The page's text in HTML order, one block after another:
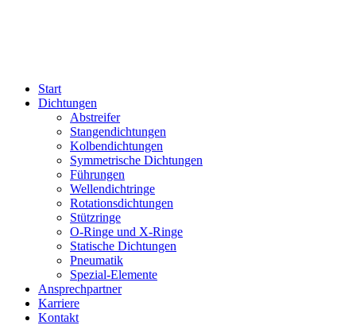
Start
Dichtungen
Abstreifer
Stangendichtungen
Kolbendichtungen
Symmetrische Dichtungen
Führungen
Wellendichtringe
Rotationsdichtungen
Stützringe
O-Ringe und X-Ringe
Statische Dichtungen
Pneumatik
Spezial-Elemente
Ansprechpartner
Karriere
Kontakt